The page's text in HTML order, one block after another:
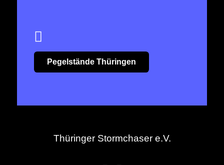
Pegelstände Thüringen
Thüringer Stormchaser e.V.